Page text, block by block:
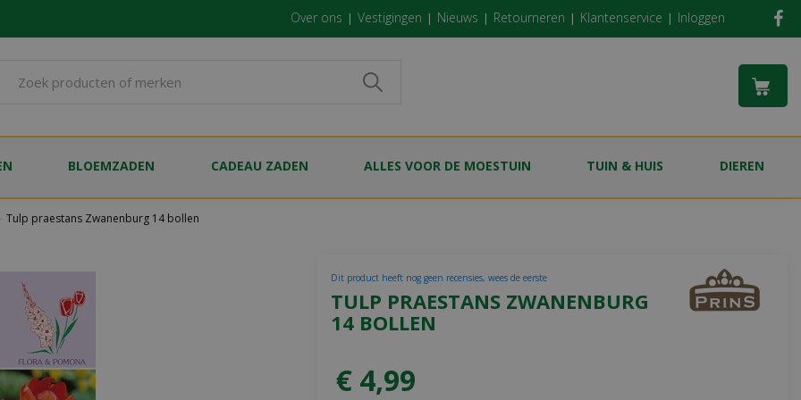
Tulp praestans Zwanenburg 14 bollen
Over ons Vestigingen Nieuws Retourneren Klantenservice Inloggen
BLOEMZADEN CADEAU ZADEN ALLES VOOR DE MOESTUIN TUIN & HUIS DIEREN
TULP PRAESTANS ZWANENBURG
14 BOLLEN
Dit product heeft nog geen recensies, wees de eerste
€ 4,99